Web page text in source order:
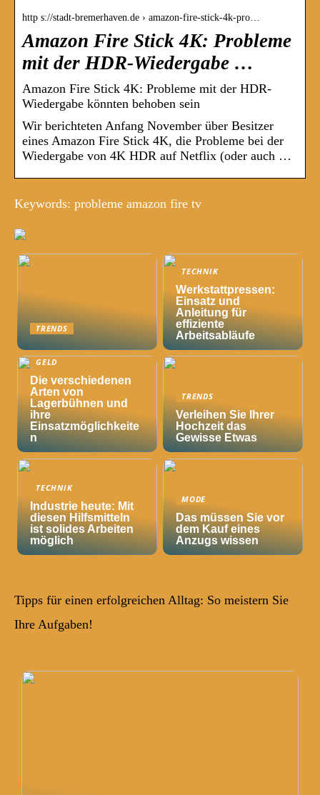
http s://stadt-bremerhaven.de › amazon-fire-stick-4k-pro…
Amazon Fire Stick 4K: Probleme
mit der HDR-Wiedergabe …
Amazon Fire Stick 4K: Probleme mit der HDR-
Wiedergabe könnten behoben sein
Wir berichteten Anfang November über Besitzer
eines Amazon Fire Stick 4K, die Probleme bei der
Wiedergabe von 4K HDR auf Netflix (oder auch …
Keywords: probleme amazon fire tv
TRENDS
TECHNIK
Werkstattpressen:
Einsatz und
Anleitung für
effiziente
Arbeitsabläufe
GELD
Die verschiedenen
Arten von
Lagerbühnen und
ihre
Einsatzmöglichkeite
n
TRENDS
Verleihen Sie Ihrer
Hochzeit das
Gewisse Etwas
TECHNIK
Industrie heute: Mit
diesen Hilfsmitteln
ist solides Arbeiten
möglich
MODE
Das müssen Sie vor
dem Kauf eines
Anzugs wissen
Tipps für einen erfolgreichen Alltag: So meistern Sie
Ihre Aufgaben!